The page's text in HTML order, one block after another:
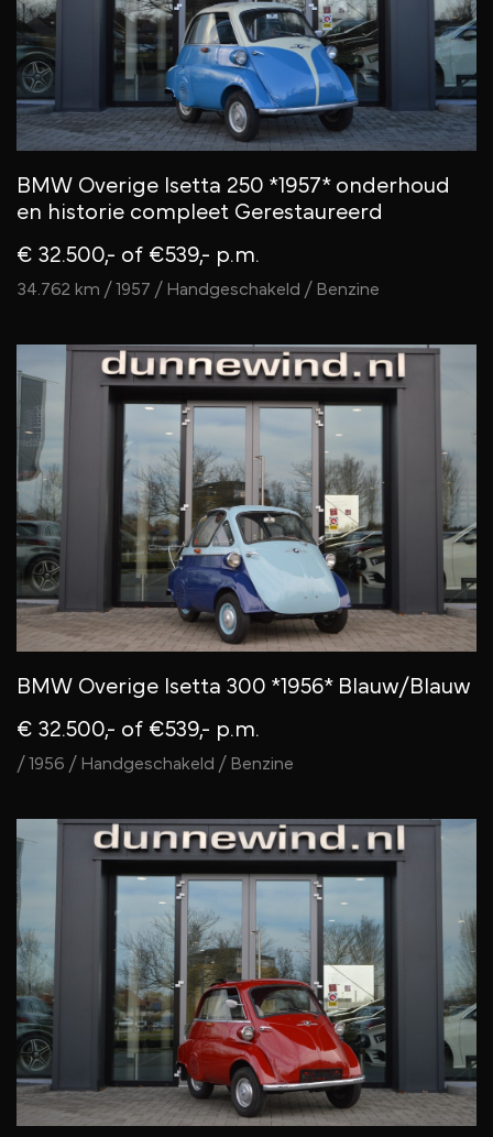
BMW Overige Isetta 250 *1957* onderhoud
en historie compleet Gerestaureerd
€ 32.500,- of €539,- p.m.
34.762 km / 1957 / Handgeschakeld / Benzine
BMW Overige Isetta 300 *1956* Blauw/Blauw
€ 32.500,- of €539,- p.m.
/ 1956 / Handgeschakeld / Benzine